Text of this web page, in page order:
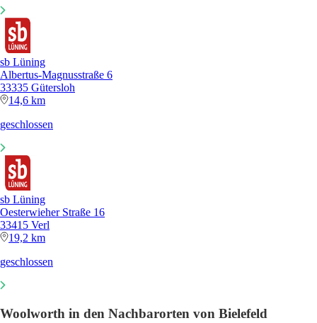
sb Lüning
Albertus-Magnusstraße 6
33335 Gütersloh
14,6 km
geschlossen
sb Lüning
Oesterwieher Straße 16
33415 Verl
19,2 km
geschlossen
Woolworth in den Nachbarorten von Bielefeld